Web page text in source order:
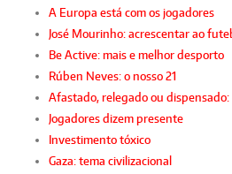
A Europa está com os jogadores
José Mourinho: acrescentar ao
Be Active: mais e melhor desporto
Rúben Neves: o nosso 21
Afastado, relegado ou dispensado:
Jogadores dizem presente
Investimento tóxico
Gaza: tema civilizacional